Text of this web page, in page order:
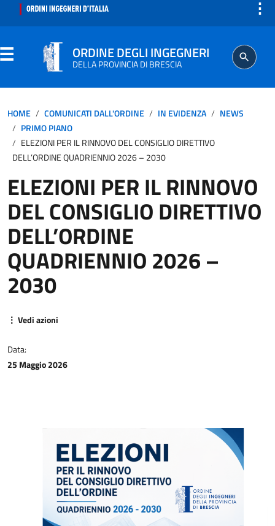
⋮
ORDINE DEGLI INGEGNERI
DELLA PROVINCIA DI BRESCIA
SEGRETERIA
PROFESSIONE
AGGIORNAMENTO PROFESSIONALE
CONTATTI
HOME COMUNICATI DALL'ORDINE IN EVIDENZA
NEWS
PRIMO PIANO
ELEZIONI PER IL RINNOVO DEL CONSIGLIO DIRETTIVO
DELL’ORDINE QUADRIENNIO 2026 – 2030
ELEZIONI PER IL RINNOVO
DEL CONSIGLIO DIRETTIVO
DELL’ORDINE
QUADRIENNIO 2026 –
2030
⋮ Vedi azioni
Data:
25 Maggio 2026